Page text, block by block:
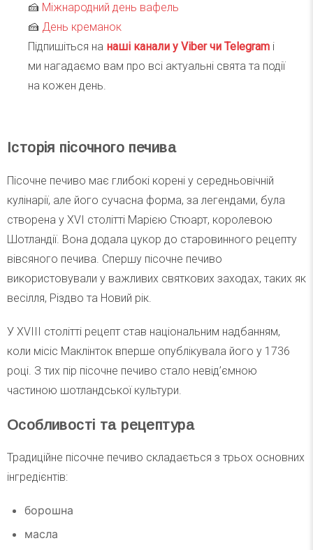
🍰 Міжнародний день вафель
🍰 День креманок
Підпишіться на наші канали у Viber чи Telegram і
ми нагадаємо вам про всі актуальні свята та події
на кожен день.
Історія пісочного печива
Пісочне печиво має глибокі корені у середньовічній
кулінарії, але його сучасна форма, за легендами, була
створена у XVI столітті Марією Стюарт, королевою
Шотландії. Вона додала цукор до старовинного рецепту
вівсяного печива. Спершу пісочне печиво
використовували у важливих святкових заходах, таких як
весілля, Різдво та Новий рік.
У XVIII столітті рецепт став національним надбанням,
коли місіс Маклінток вперше опублікувала його у 1736
році. З тих пір пісочне печиво стало невід’ємною
частиною шотландської культури.
Особливості та рецептура
Традиційне пісочне печиво складається з трьох основних
інгредієнтів:
борошна
масла